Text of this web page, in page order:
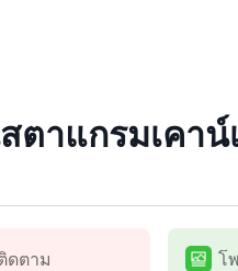
าแกรมเคาน์
ดตาม โ